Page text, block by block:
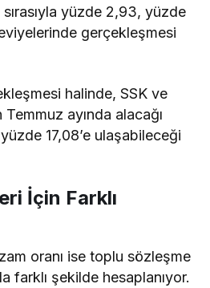
sırasıyla yüzde 2,93, yüzde
gerçekleşmesi
halinde, SSK ve
ayında alacağı
17,08’e ulaşabileceği
İçin Farklı
oranı ise toplu sözleşme
farklı şekilde hesaplanıyor.